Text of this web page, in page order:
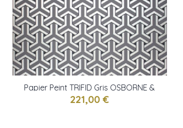
Papier Peint TRIFID Gris OSBORNE &
LITTLE
221,00 €